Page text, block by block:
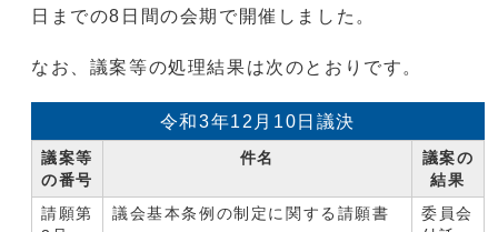
日までの8日間の会期で開催しました。
なお、議案等の処理結果は次のとおりです。
令和3年12月10日議決
議案等
の番号
件名
議案の
結果
請願第
議会基本条例の制定に関する請願書
委員会